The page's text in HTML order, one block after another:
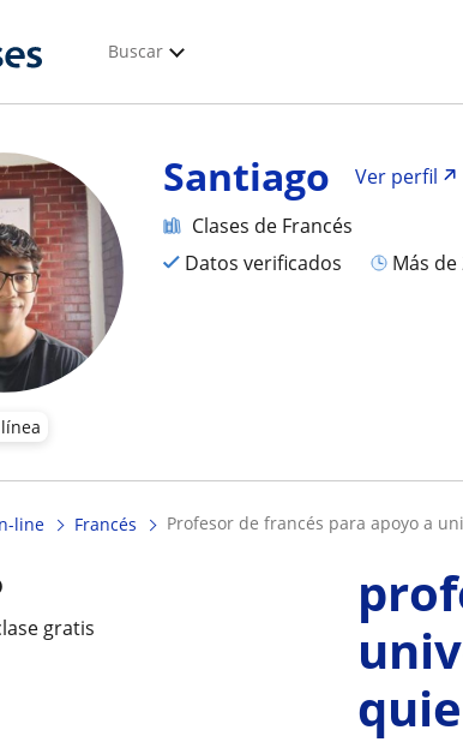
Buscar
Santiago
Ver perfil
Clases de Francés
Datos verificados
más
line Francés profesor de francés para apoyo a
gratis